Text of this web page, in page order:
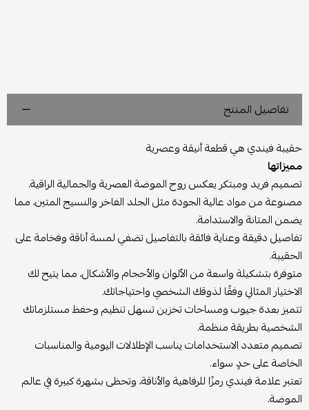
تفاصيل المنتج
حقيبة فيندي هي قطعة أنيقة وعصرية
مميزاتها
تصميم فريد ومبتكر يعكس روح الموضة العصرية والجمالية الراقية.
مصنوعة من مواد عالية الجودة مثل الجلد الفاخر والنسيج المتين، مما
يضمن المتانة والاستدامة.
تفاصيل دقيقة وعناية فائقة بالتفاصيل تضفي لمسة أناقة وفخامة على
الحقيبة.
متوفرة بتشكيلة واسعة من الألوان والأحجام والأشكال، مما يتيح لك
الاختيار المثالي وفقًا لذوقك الشخصي واحتياجاتك.
تتميز بعدة جيوب ومساحات تخزين تسهل تنظيم وحفظ مستلزماتك
الشخصية بطريقة منظمة.
تصميم متعدد الاستخدامات يناسب الإطلالات اليومية والمناسبات
الخاصة على حدٍ سواء.
تعتبر علامة فيندي رمزًا للرفاهية والأناقة، وتحظى بشهرة كبيرة في عالم
الموضة.